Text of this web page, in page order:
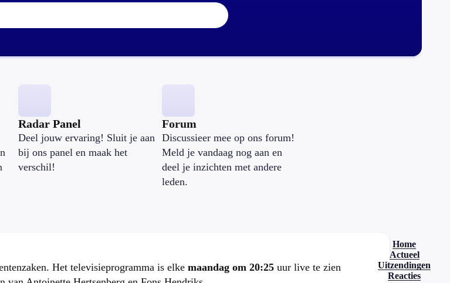
E-mailadres:
Radar Panel
Deel jouw ervaring! Sluit je aan
bij ons panel en maak het
verschil!
Forum
Discussieer mee op ons forum!
Meld je vandaag nog aan en
deel je inzichten met andere
leden.
Het televisieprogramma is elke maandag om 20:25 uur live te zien
Home
Actueel
Uitzendingen
Reacties